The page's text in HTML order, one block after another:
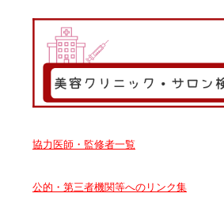
協力医師・監修者一覧
公的・第三者機関等へのリンク集